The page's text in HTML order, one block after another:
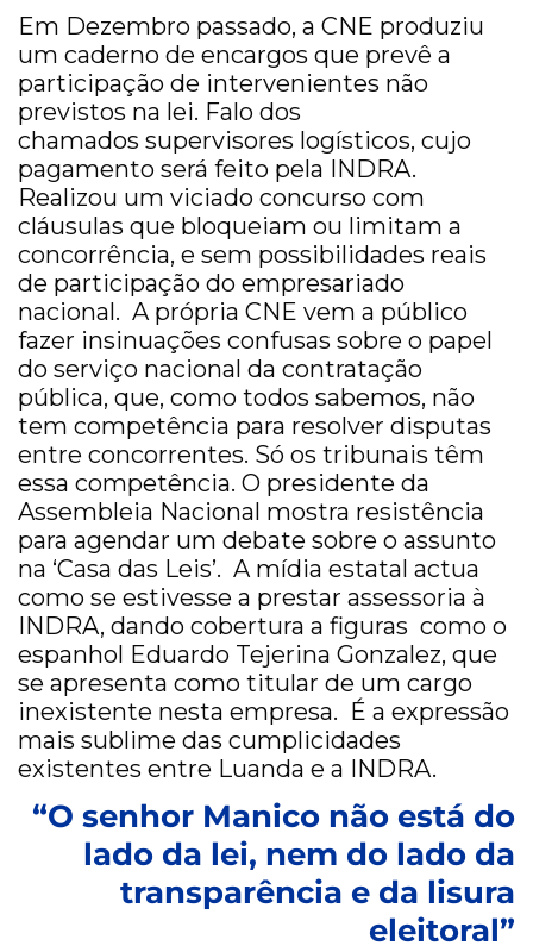
Em Dezembro passado, a CNE produziu
um caderno de encargos que prevê a
participação de intervenientes não
previstos na lei. Falo dos
chamados supervisores logísticos, cujo
pagamento será feito pela INDRA.
Realizou um viciado concurso com
cláusulas que bloqueiam ou limitam a
concorrência, e sem possibilidades reais
de participação do empresariado
nacional. A própria CNE vem a público
fazer insinuações confusas sobre o papel
do serviço nacional da contratação
pública, que, como todos sabemos, não
tem competência para resolver disputas
entre concorrentes. Só os tribunais têm
essa competência. O presidente da
Assembleia Nacional mostra resistência
para agendar um debate sobre o assunto
na ‘Casa das Leis’. A mídia estatal actua
como se estivesse a prestar assessoria à
INDRA, dando cobertura a figuras como o
espanhol Eduardo Tejerina Gonzalez, que
se apresenta como titular de um cargo
inexistente nesta empresa. É a expressão
mais sublime das cumplicidades
existentes entre Luanda e a INDRA.
“O senhor Manico não está do
lado da lei, nem do lado da
transparência e da lisura
eleitoral”